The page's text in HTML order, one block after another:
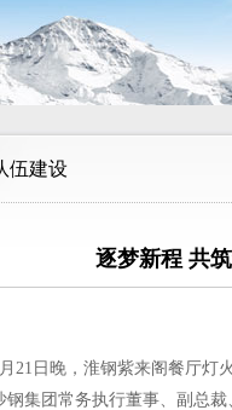
伍建设
逐梦新程 共
21日晚，淮钢紫来阁餐厅灯
钢集团常务执行董事、副总